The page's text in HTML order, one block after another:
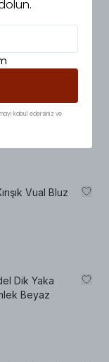
Vual Bluz
Vual Bluz
Dik Yaka
Beyaz
kabul edersiniz ve